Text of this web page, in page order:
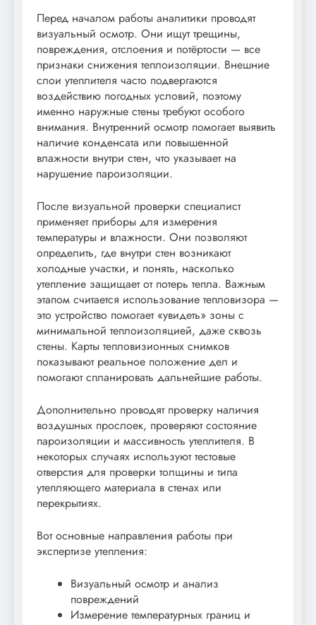
Перед началом работы аналитики проводят
визуальный осмотр. Они ищут трещины,
повреждения, отслоения и потёртости — все
признаки снижения теплоизоляции. Внешние
слои утеплителя часто подвергаются
воздействию погодных условий, поэтому
именно наружные стены требуют особого
внимания. Внутренний осмотр помогает выявить
наличие конденсата или повышенной
влажности внутри стен, что указывает на
нарушение пароизоляции.
После визуальной проверки специалист
применяет приборы для измерения
температуры и влажности. Они позволяют
определить, где внутри стен возникают
холодные участки, и понять, насколько
утепление защищает от потерь тепла. Важным
этапом считается использование тепловизора —
это устройство помогает «увидеть» зоны с
минимальной теплоизоляцией, даже сквозь
стены. Карты тепловизионных снимков
показывают реальное положение дел и
помогают спланировать дальнейшие работы.
Дополнительно проводят проверку наличия
воздушных прослоек, проверяют состояние
пароизоляции и массивность утеплителя. В
некоторых случаях используют тестовые
отверстия для проверки толщины и типа
утепляющего материала в стенах или
перекрытиях.
Вот основные направления работы при
экспертизе утепления:
Визуальный осмотр и анализ
повреждений
Измерение температурных границ и